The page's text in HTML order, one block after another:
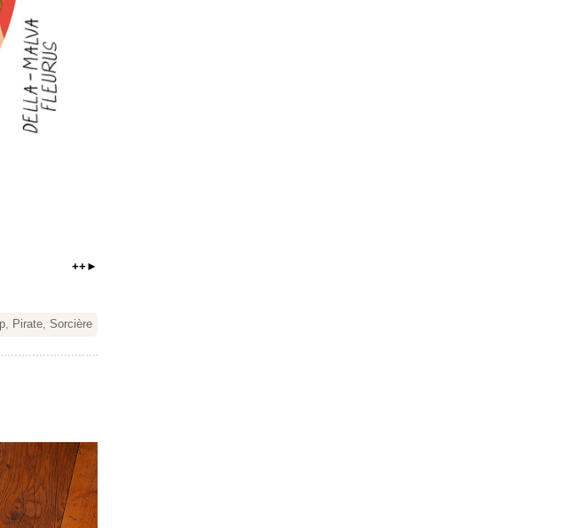
++►
, Pirate, Sorcière